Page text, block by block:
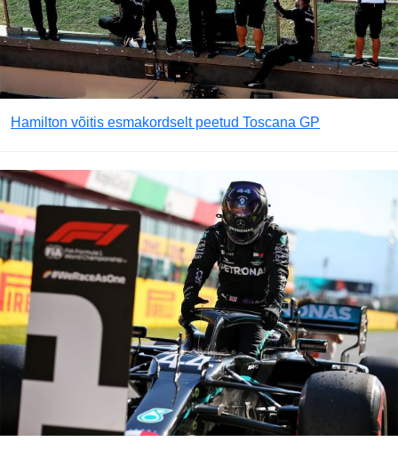
Hamilton võitis esmakordselt peetud Toscana GP